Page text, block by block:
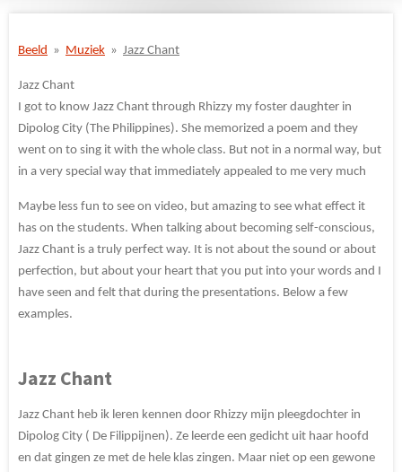
Beeld » Muziek » Jazz Chant
Jazz Chant
I got to know Jazz Chant through Rhizzy my foster daughter in
Dipolog City (The Philippines). She memorized a poem and they
went on to sing it with the whole class. But not in a normal way, but
in a very special way that immediately appealed to me very much
Maybe less fun to see on video, but amazing to see what effect it
has on the students. When talking about becoming self-conscious,
Jazz Chant is a truly perfect way. It is not about the sound or about
perfection, but about your heart that you put into your words and I
have seen and felt that during the presentations. Below a few
examples.
Jazz Chant
Jazz Chant heb ik leren kennen door Rhizzy mijn pleegdochter in
Dipolog City ( De Filippijnen). Ze leerde een gedicht uit haar hoofd
en dat gingen ze met de hele klas zingen. Maar niet op een gewone